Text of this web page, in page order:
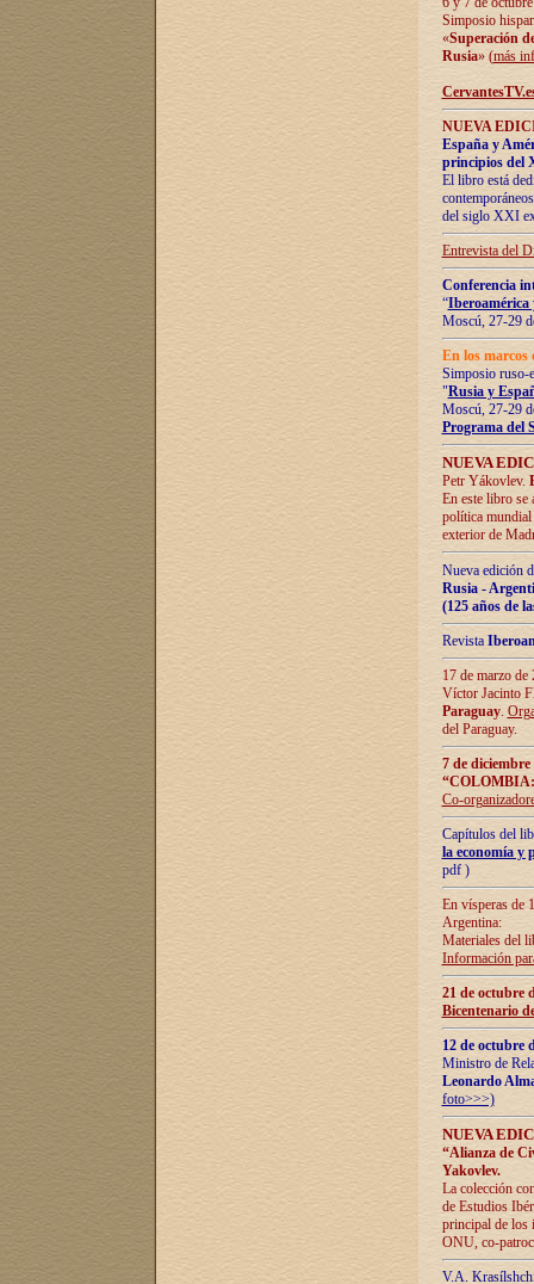
Simposio
«Superación
Rusia» (más
NUEVA
España y
principios del
El libro está
del siglo XXI
Entrevista del
Conferencia
“Iberoamérica
Moscú, 27-29
En los marcos
Simposio ruso-
"Rusia y
Moscú, 27-29
Programa del
NUEVA
Petr Yákovlev.
En este libro se
política mundial
exterior de
Nueva edición
Rusia -
(125 años de
Revista
17 de marzo
Víctor Jacinto
Paraguay.
del Paraguay.
7 de
Co-
Capítulos del
la economía y
pdf )
En vísperas de
Argentina:
Materiales del
Información
21 de octubre
Bicentenario
12 de octubre
Ministro de
Leonardo
foto>>>)
NUEVA
“Alianza de
Yakovlev.
La colección
de Estudios
principal de los
ONU, co-
V.A.